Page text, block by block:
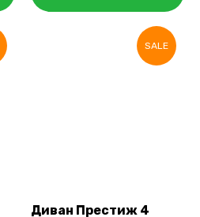
SALE
Диван Престиж 4